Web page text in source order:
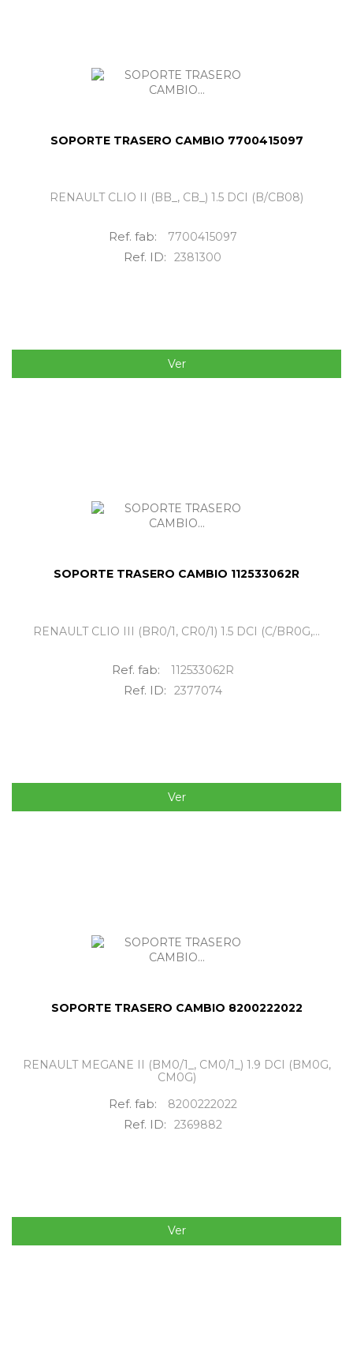
SOPORTE TRASERO CAMBIO 7700415097
RENAULT CLIO II (BB_, CB_) 1.5 DCI (B/CB08)
Ref. fab: 7700415097
Ref. ID: 2381300
Ver
SOPORTE TRASERO CAMBIO 112533062R
RENAULT CLIO III (BR0/1, CR0/1) 1.5 DCI (C/BR0G,...
Ref. fab: 112533062R
Ref. ID: 2377074
Ver
SOPORTE TRASERO CAMBIO 8200222022
RENAULT MEGANE II (BM0/1_, CM0/1_) 1.9 DCI (BM0G,
CM0G)
Ref. fab: 8200222022
Ref. ID: 2369882
Ver